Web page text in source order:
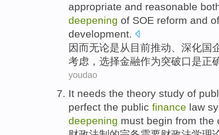
appropriate and reasonable
deepening of SOE reform and
development.
因而无论是从 目前推动、 深化国
考虑 ， 选择金融作为突破口是正
youdao
It needs the theory study of
perfect the public finance law
deepening must begin from the